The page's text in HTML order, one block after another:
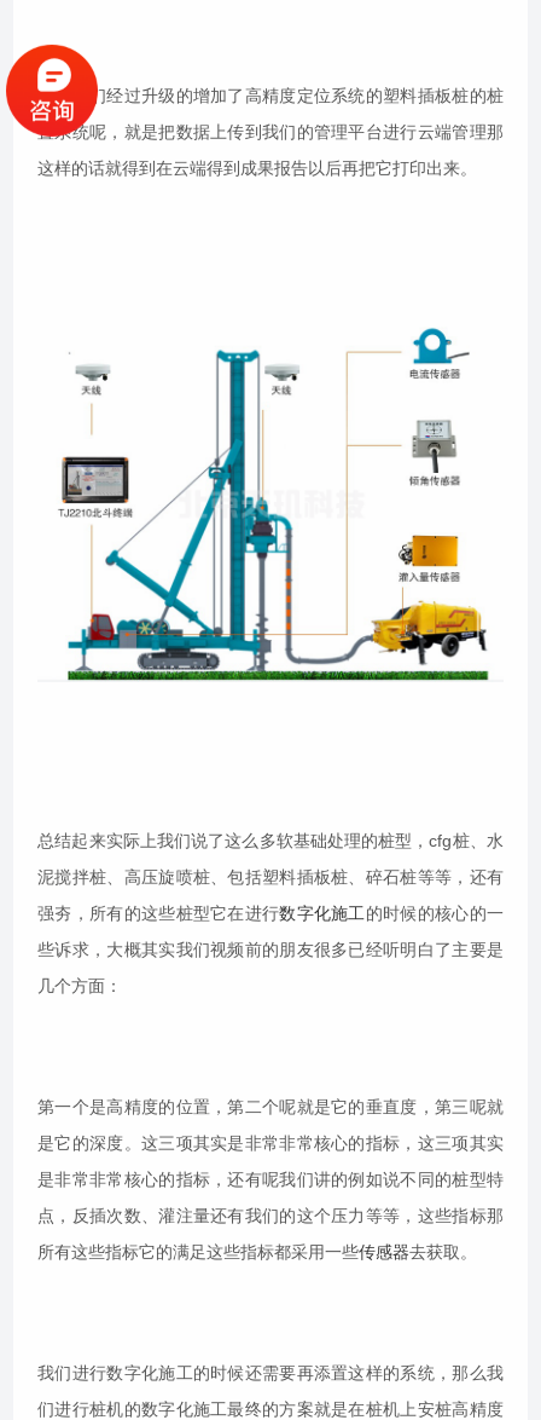
那么我们经过升级的增加了高精度定位系统的塑料插板桩的桩
置系统呢，就是把数据上传到我们的管理平台进行云端管理那
这样的话就得到在云端得到成果报告以后再把它打印出来。
总结起来实际上我们说了这么多软基础处理的桩型，cfg桩、水
泥搅拌桩、高压旋喷桩、包括塑料插板桩、碎石桩等等，还有
强夯，所有的这些桩型它在进行数字化施工的时候的核心的一
些诉求，大概其实我们视频前的朋友很多已经听明白了主要是
几个方面：
第一个是高精度的位置，第二个呢就是它的垂直度，第三呢就
是它的深度。这三项其实是非常非常核心的指标，这三项其实
是非常非常核心的指标，还有呢我们讲的例如说不同的桩型特
点，反插次数、灌注量还有我们的这个压力等等，这些指标那
所有这些指标它的满足这些指标都采用一些传感器去获取。
我们进行数字化施工的时候还需要再添置这样的系统，那么我
们进行桩机的数字化施工最终的方案就是在桩机上安桩高精度